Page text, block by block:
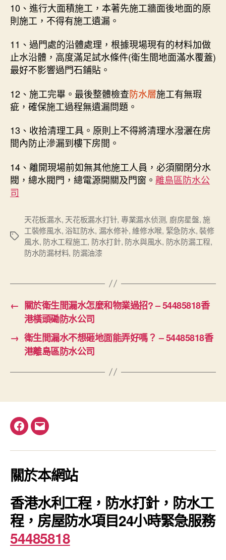
10、進行大面積施工，本著先施工牆面後地面的原
則施工，不得有施工遺漏。
11、過門處的沿體處理，根據現場現有的材料加做
止水沿體，高度滿足試水條件(衛生間地面滿水覆蓋)
最好不影響過門石鋪貼。
12、施工完畢。最後整體檢查防水層施工有無瑕
疵，確保施工過程無遺漏問題。
13、收拾清理工具。原則上不得將清理水潑灑在房
間內防止滲漏到樓下房間。
14、離開現場前如無其他施工人員，必須關閉分水
閥，總水閥門，總電源開關及門窗。 離島區防水公
司
Tags
天花板漏水, 天花板漏水打针, 專業漏水侦测, 廚房星盤,施
工裝修風水, 浴缸防水, 漏水修补,維修水喉, 緊急防水,裝修
風水, 防水工程施工, 防水打針, 防水與風水, 防水防漏工程,
防水防漏材料, 防漏油漆
← 關於衛生間漏水怎麼和物業過招? – 54485818香
港橫頭磡防水公司
→ 衛生間漏水不想砸地面能弄好嗎？ – 54485818香
港離島區防水公司
Facebook
電
關於本網站
香港水利工程，防水打針，防水工
程，房屋防水項目24小時緊急服務
54485818